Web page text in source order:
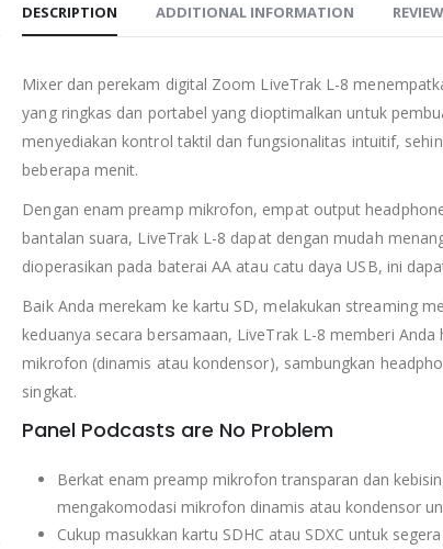
DESCRIPTION ADDITIONAL INFORMATION
Mixer dan perekam digital Zoom LiveTrak L-8
yang ringkas dan portabel yang dioptimalkan untuk
menyediakan kontrol taktil dan fungsionalitas intuitif,
beberapa menit.
Dengan enam preamp mikrofon, empat output
bantalan suara, LiveTrak L-8 dapat dengan mudah
dioperasikan pada baterai AA atau catu daya USB, ini
Baik Anda merekam ke kartu SD, melakukan streaming
keduanya secara bersamaan, LiveTrak L-8 memberi
mikrofon (dinamis atau kondensor), sambungkan
singkat.
Panel Podcasts are No Problem
Berkat enam preamp mikrofon transparan dan
mengakomodasi mikrofon dinamis atau kondensor
Cukup masukkan kartu SDHC atau SDXC untuk